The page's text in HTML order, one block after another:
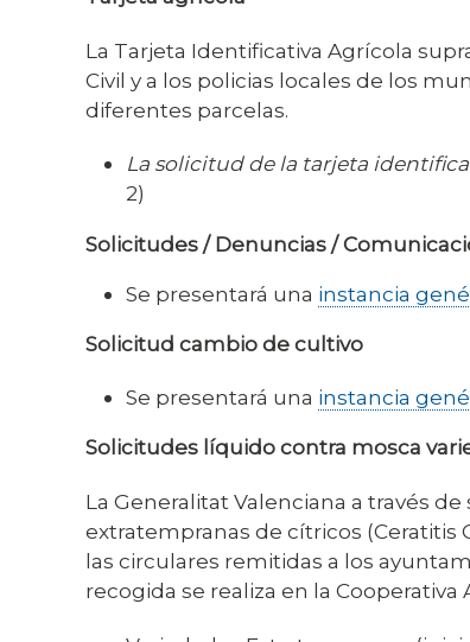
La Tarjeta Identificativa Agrícola
Civil y a los policias locales de los
diferentes parcelas.
La solicitud de la tarjeta
2)
Solicitudes / Denuncias /
Se presentará una instancia
Solicitud cambio de cultivo
Se presentará una instancia
Solicitudes líquido contra mosca
La Generalitat Valenciana a través
extratempranas de cítricos (Ceratitis
las circulares remitidas a los
recogida se realiza en la Cooperativa